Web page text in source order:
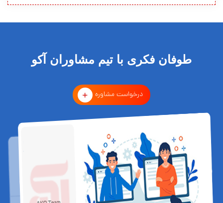
طوفان فکری با تیم مشاوران آکو
درخواست مشاوره